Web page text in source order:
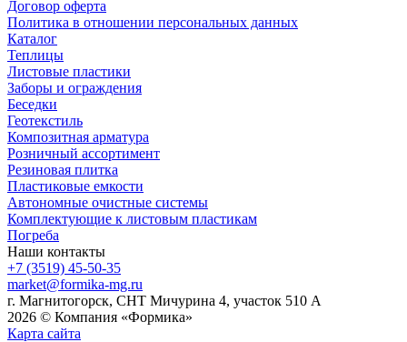
Договор оферта
Политика в отношении персональных данных
Каталог
Теплицы
Листовые пластики
Заборы и ограждения
Беседки
Геотекстиль
Композитная арматура
Розничный ассортимент
Резиновая плитка
Пластиковые емкости
Автономные очистные системы
Комплектующие к листовым пластикам
Погреба
Наши контакты
+7 (3519) 45-50-35
market@formika-mg.ru
г. Магнитогорск, СНТ Мичурина 4, участок 510 А
2026 © Компания «Формика»
Карта сайта